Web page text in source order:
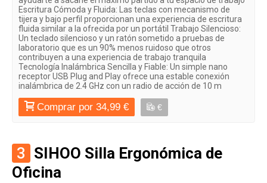
Escritura Cómoda y Fluida: Las teclas con mecanismo de
tijera y bajo perfil proporcionan una experiencia de escritura
fluida similar a la ofrecida por un portátil Trabajo Silencioso:
Un teclado silencioso y un ratón sometido a pruebas de
laboratorio que es un 90% menos ruidoso que otros
contribuyen a una experiencia de trabajo tranquila
Tecnología Inalámbrica Sencilla y Fiable: Un simple nano
receptor USB Plug and Play ofrece una estable conexión
inalámbrica de 2.4 GHz con un radio de acción de 10 m
Comprar por 34,99 € €
3 SIHOO Silla Ergonómica de
Oficina